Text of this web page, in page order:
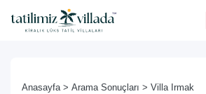
Anasayfa > Arama Sonuçları > Villa Irmak